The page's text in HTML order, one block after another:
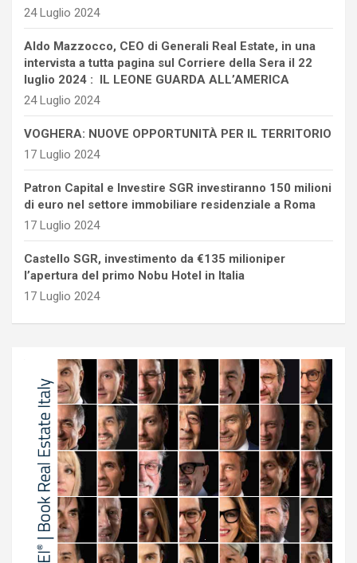
24 Luglio 2024
Aldo Mazzocco, CEO di Generali Real Estate, in una
intervista a tutta pagina sul Corriere della Sera il 22
luglio 2024 : IL LEONE GUARDA ALL’AMERICA
24 Luglio 2024
VOGHERA: NUOVE OPPORTUNITÀ PER IL TERRITORIO
17 Luglio 2024
Patron Capital e Investire SGR investiranno 150 milioni
di euro nel settore immobiliare residenziale a Roma
17 Luglio 2024
Castello SGR, investimento da €135 milioniper
l’apertura del primo Nobu Hotel in Italia
17 Luglio 2024